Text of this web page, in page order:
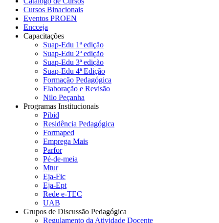
Cursos Binacionais
Eventos PROEN
Encceja
Capacitações
Suap-Edu 1ª edição
Suap-Edu 2ª edição
Suap-Edu 3ª edição
Suap-Edu 4ª Edição
Formação Pedagógica
Elaboração e Revisão
Nilo Peçanha
Programas Institucionais
Pibid
Residência Pedagógica
Formaped
Emprega Mais
Parfor
Pé-de-meia
Mtur
Eja-Fic
Eja-Ept
Rede e-TEC
UAB
Grupos de Discussão Pedagógica
Regulamento da Atividade Docente